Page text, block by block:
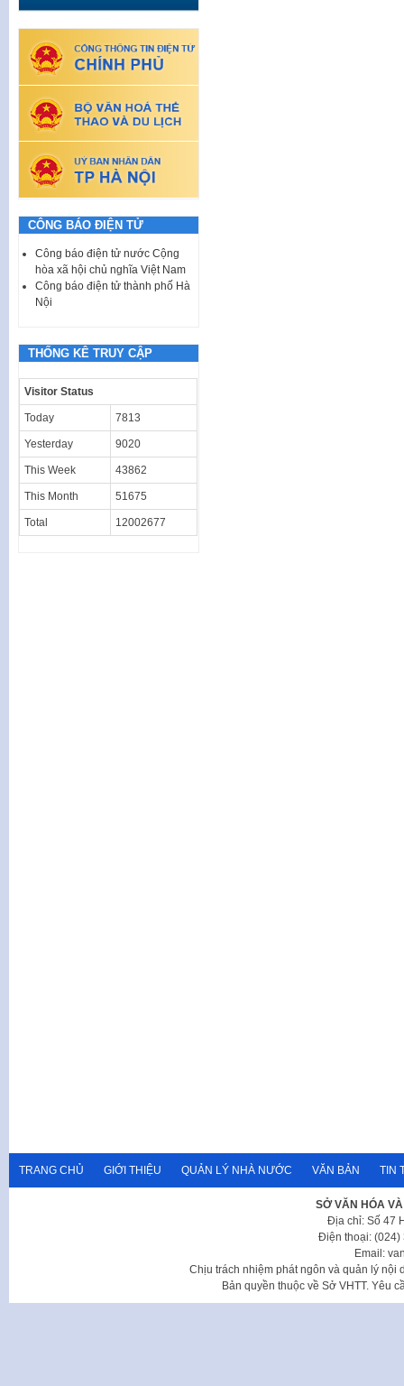
CÔNG BÁO ĐIỆN TỬ
Công báo điện tử nước Cộng
hòa xã hội chủ nghĩa Việt Nam
Công báo điện tử thành phố Hà
Nội
THỐNG KÊ TRUY CẬP
Visitor Status
Today 7813
Yesterday 9020
This Week 43862
This Month 51675
Total 12002677
TRANG CHỦ GIỚI THIỆU QUẢN LÝ NHÀ NƯỚC VĂN BẢN TIN
SỞ VĂN HÓA
Địa chỉ: Số 47
Điện thoại: (024)
Email:
Chịu trách nhiệm phát ngôn và quản lý nội
Bản quyền thuộc về Sở VHTT. Yêu